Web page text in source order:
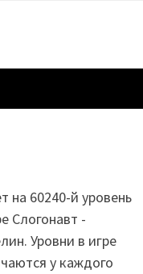
на 60240-й уровень
Слогонавт -
Уровни в игре
у каждого